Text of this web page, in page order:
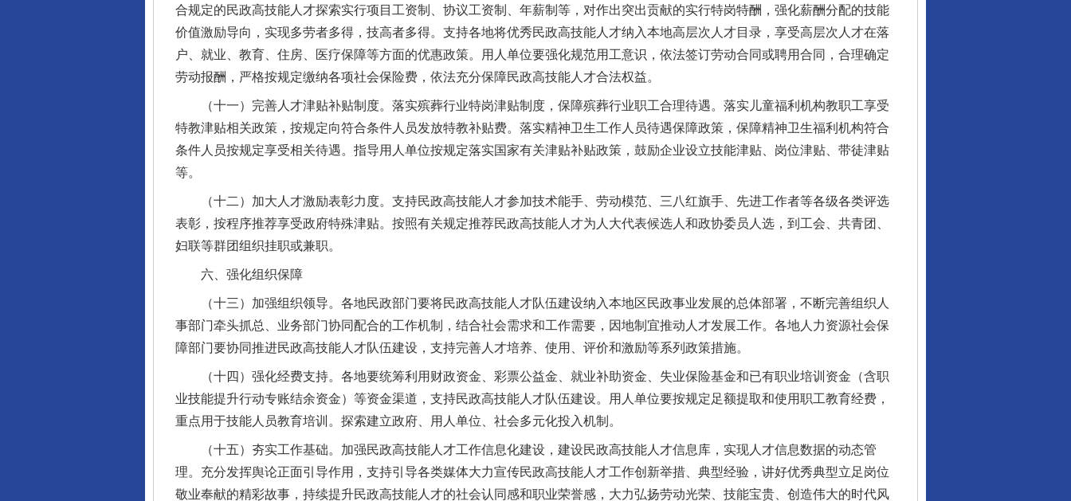
合规定的民政高技能人才探索实行项目工资制、协议工资制、年薪制等，对作出突出贡献的实行特岗特酬，强化薪酬分配的技能
价值激励导向，实现多劳者多得，技高者多得。支持各地将优秀民政高技能人才纳入本地高层次人才目录，享受高层次人才在落
户、就业、教育、住房、医疗保障等方面的优惠政策。用人单位要强化规范用工意识，依法签订劳动合同或聘用合同，合理确定
劳动报酬，严格按规定缴纳各项社会保险费，依法充分保障民政高技能人才合法权益。
（十一）完善人才津贴补贴制度。落实殡葬行业特岗津贴制度，保障殡葬行业职工合理待遇。落实儿童福利机构教职工享受
特教津贴相关政策，按规定向符合条件人员发放特教补贴费。落实精神卫生工作人员待遇保障政策，保障精神卫生福利机构符合
条件人员按规定享受相关待遇。指导用人单位按规定落实国家有关津贴补贴政策，鼓励企业设立技能津贴、岗位津贴、带徒津贴
等。
（十二）加大人才激励表彰力度。支持民政高技能人才参加技术能手、劳动模范、三八红旗手、先进工作者等各级各类评选
表彰，按程序推荐享受政府特殊津贴。按照有关规定推荐民政高技能人才为人大代表候选人和政协委员人选，到工会、共青团、
妇联等群团组织挂职或兼职。
六、强化组织保障
（十三）加强组织领导。各地民政部门要将民政高技能人才队伍建设纳入本地区民政事业发展的总体部署，不断完善组织人
事部门牵头抓总、业务部门协同配合的工作机制，结合社会需求和工作需要，因地制宜推动人才发展工作。各地人力资源社会保
障部门要协同推进民政高技能人才队伍建设，支持完善人才培养、使用、评价和激励等系列政策措施。
（十四）强化经费支持。各地要统筹利用财政资金、彩票公益金、就业补助资金、失业保险基金和已有职业培训资金（含职
业技能提升行动专账结余资金）等资金渠道，支持民政高技能人才队伍建设。用人单位要按规定足额提取和使用职工教育经费，
重点用于技能人员教育培训。探索建立政府、用人单位、社会多元化投入机制。
（十五）夯实工作基础。加强民政高技能人才工作信息化建设，建设民政高技能人才信息库，实现人才信息数据的动态管
理。充分发挥舆论正面引导作用，支持引导各类媒体大力宣传民政高技能人才工作创新举措、典型经验，讲好优秀典型立足岗位
敬业奉献的精彩故事，持续提升民政高技能人才的社会认同感和职业荣誉感，大力弘扬劳动光荣、技能宝贵、创造伟大的时代风
完善运行机制助力责任有效落实 一纸欠条伤亲情 巡回调解促和解..